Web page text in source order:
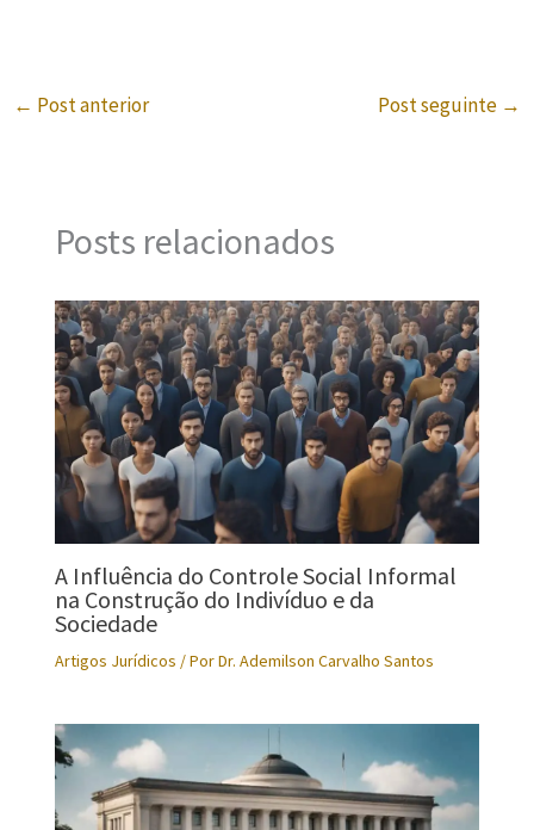
← Post anterior Post seguinte →
Posts relacionados
A Influência do Controle Social Informal
na Construção do Indivíduo e da
Sociedade
Artigos Jurídicos / PorDr. Ademilson Carvalho Santos